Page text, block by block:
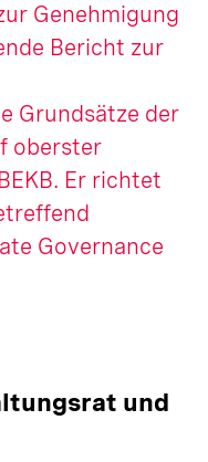
Genehmigung
Bericht zur
Grundsätze der
oberster
Er richtet
Governance
und